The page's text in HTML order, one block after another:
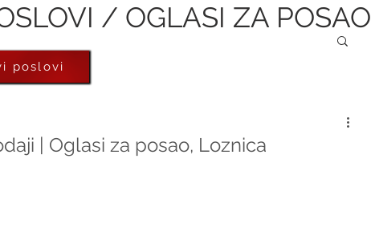
/ OGLASI ZA POSAO
| Oglasi za posao, Loznica
poslovi